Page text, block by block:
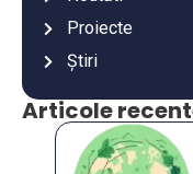
Proiecte
Știri
Articole